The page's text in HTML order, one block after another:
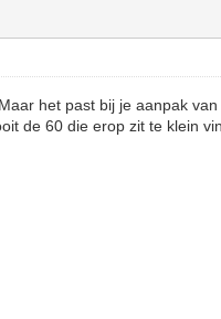
het past bij je aanpak
de 60 die erop zit te klein